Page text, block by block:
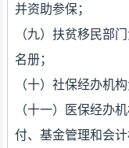
并资助参保；
（九）扶贫移民部
名册；
（十）社保经办机
（十一）医保经办
付、基金管理和会